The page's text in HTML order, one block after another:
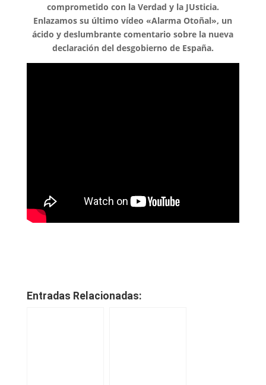
comprometido con la Verdad y la JUsticia.
Enlazamos su último vídeo «Alarma Otoñal», un
ácido y deslumbrante comentario sobre la nueva
declaración del desgobierno de España.
Entradas Relacionadas: